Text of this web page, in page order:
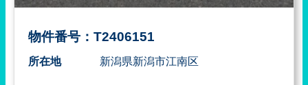
物件番号：T2406151
所在地 新潟県新潟市江南区